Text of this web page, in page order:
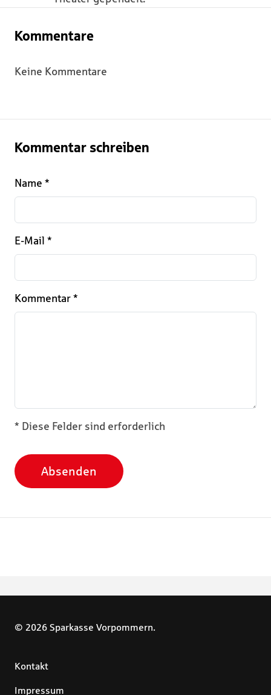
Kommentare
Keine Kommentare
Kommentar schreiben
Name *
E-Mail *
Kommentar *
* Diese Felder sind erforderlich
Absenden
© 2026 Sparkasse Vorpommern.
Kontakt
Impressum